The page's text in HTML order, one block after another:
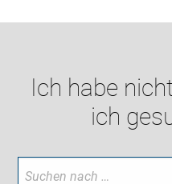
Ich habe
ich